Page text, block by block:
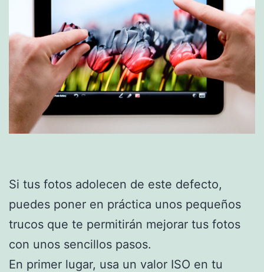
Si tus fotos adolecen de este defecto,
puedes poner en práctica unos pequeños
trucos que te permitirán mejorar tus fotos
con unos sencillos pasos.
En primer lugar, usa un valor ISO en tu